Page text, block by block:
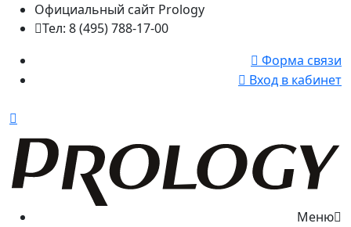
Официальный сайт Prology
Тел: 8 (495) 788-17-00
Форма связи
Вход в кабинет
Меню